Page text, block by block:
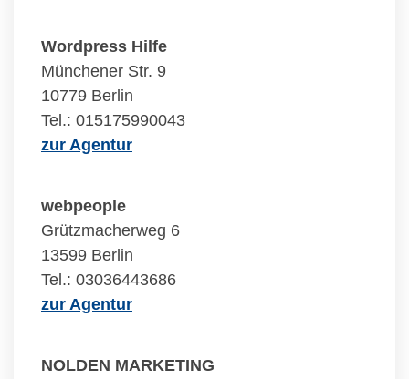
Wordpress Hilfe
Münchener Str. 9
10779 Berlin
Tel.: 015175990043
zur Agentur
webpeople
Grützmacherweg 6
13599 Berlin
Tel.: 03036443686
zur Agentur
NOLDEN MARKETING